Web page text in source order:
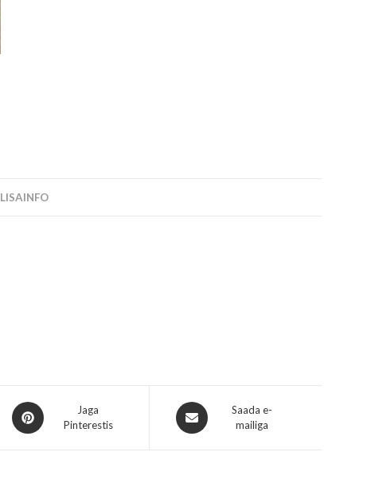
LISAINFO
Jaga
Pinterestis
Saada e-
mailiga